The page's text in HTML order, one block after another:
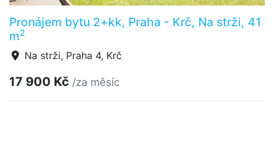
Pronájem bytu 2+kk, Praha - Krč, Na strži, 41
m2
Na strži, Praha 4, Krč
17 900 Kč /za měsíc